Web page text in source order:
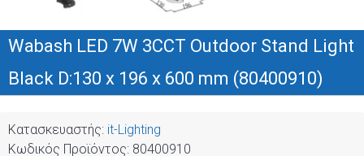
Wabash LED 7W 3CCT Outdoor Stand Light
Black D:130 x 196 x 600 mm (80400910)
Κατασκευαστής: it-Lighting
Κωδικός Προϊόντος: 80400910